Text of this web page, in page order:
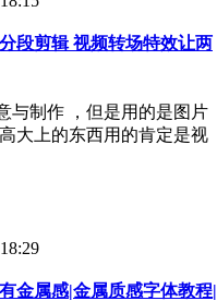
段剪辑 视频转场特效让两
制作 ，但是用的是图片
大上的东西用的肯定是视
金属感|金属质感字体教程|